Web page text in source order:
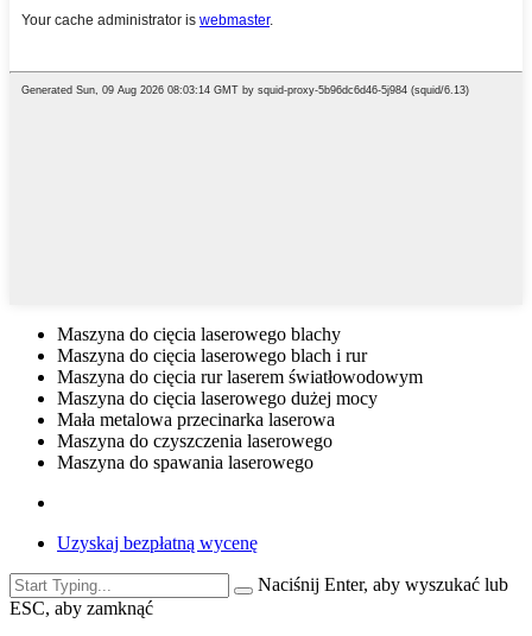
Maszyna do cięcia laserowego blachy
Maszyna do cięcia laserowego blach i rur
Maszyna do cięcia rur laserem światłowodowym
Maszyna do cięcia laserowego dużej mocy
Mała metalowa przecinarka laserowa
Maszyna do czyszczenia laserowego
Maszyna do spawania laserowego
Uzyskaj bezpłatną wycenę
Naciśnij Enter, aby wyszukać lub
ESC, aby zamknąć